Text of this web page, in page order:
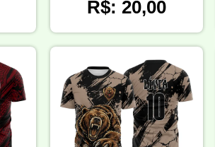
R$: 20,00